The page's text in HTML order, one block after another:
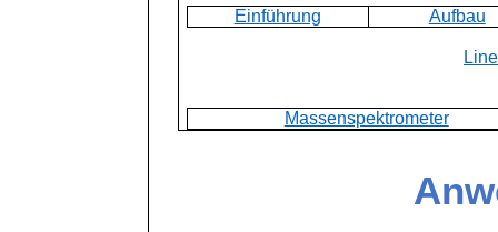
Einführung
Aufbau
Massenspektrometer